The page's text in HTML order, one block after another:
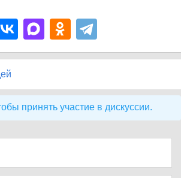
принять участие в дискуссии.